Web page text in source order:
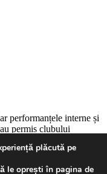
performanțele interne și
permis clubului
drepturile rezervate
plăcută pe
le oprești în pagina de